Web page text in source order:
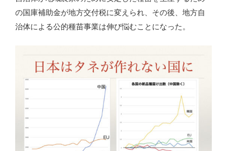
の国庫補助金が地方交付税に変えられ、その後、地方自
治体による公的種苗事業は伸び悩むことになった。